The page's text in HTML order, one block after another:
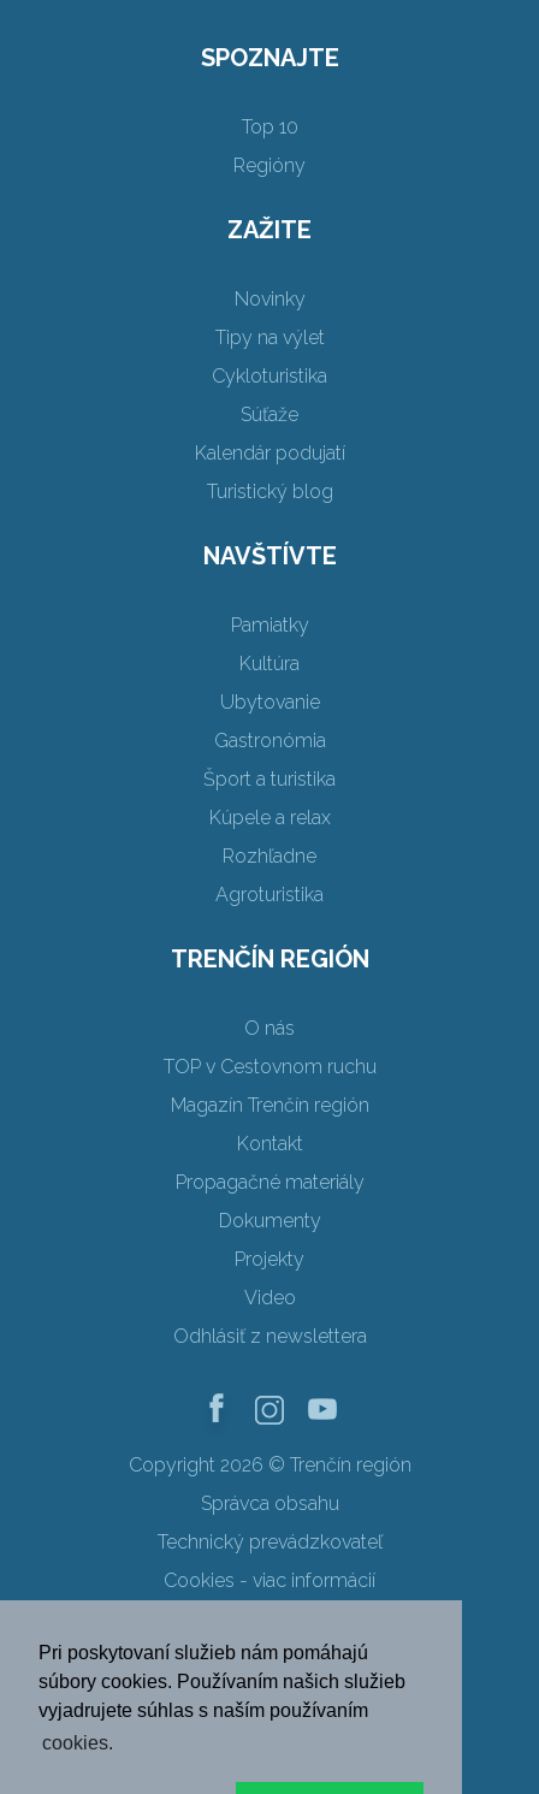
Pri poskytovaní služieb nám pomáhajú
súbory cookies. Používaním našich služieb
vyjadrujete súhlas s naším používaním
cookies.
SPOZNAJTE
Top 10
Regióny
ZAŽITE
Novinky
Tipy na výlet
Cykloturistika
Súťaže
Kalendár podujatí
Turistický blog
NAVŠTÍVTE
Pamiatky
Kultúra
Ubytovanie
Gastronómia
Šport a turistika
Kúpele a relax
Rozhľadne
Agroturistika
TRENČÍN REGIÓN
O nás
TOP v Cestovnom ruchu
Magazín Trenčín región
Kontakt
Propagačné materiály
Dokumenty
Projekty
Video
Odhlásiť z newslettera
Copyright 2026 © Trenčín región
Správca obsahu
Technický prevádzkovateľ
Cookies - viac informácií
Ochrana osobných údajov
SK EN DE
PL